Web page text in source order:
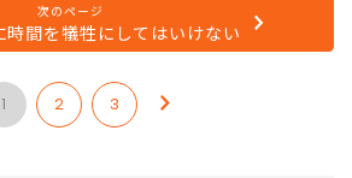
次のページ
時間を犠牲にしてはいけない
1 2 3